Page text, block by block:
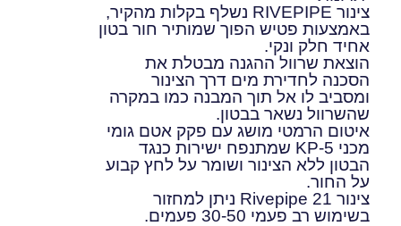
צינור RIVEPIPE נשלף בקלות מהקיר,
באמצעות פטיש הפוך שמותיר חור בטון
אחיד חלק ונקי.
הוצאת שרוול ההגנה מבטלת את
הסכנה לחדירת מים דרך הצינור
ומסביב לו אל תוך המבנה כמו במקרה
שהשרוול נשאר בבטון.
איטום הרמטי מושג עם פקק אטם גומי
מכני KP-5 שמתנפח ישירות כנגד
הבטון ללא הצינור ושומר על לחץ קבוע
על החור.
צינור Rivepipe 21 ניתן למחזור
בשימוש רב פעמי 30-50 פעמים.